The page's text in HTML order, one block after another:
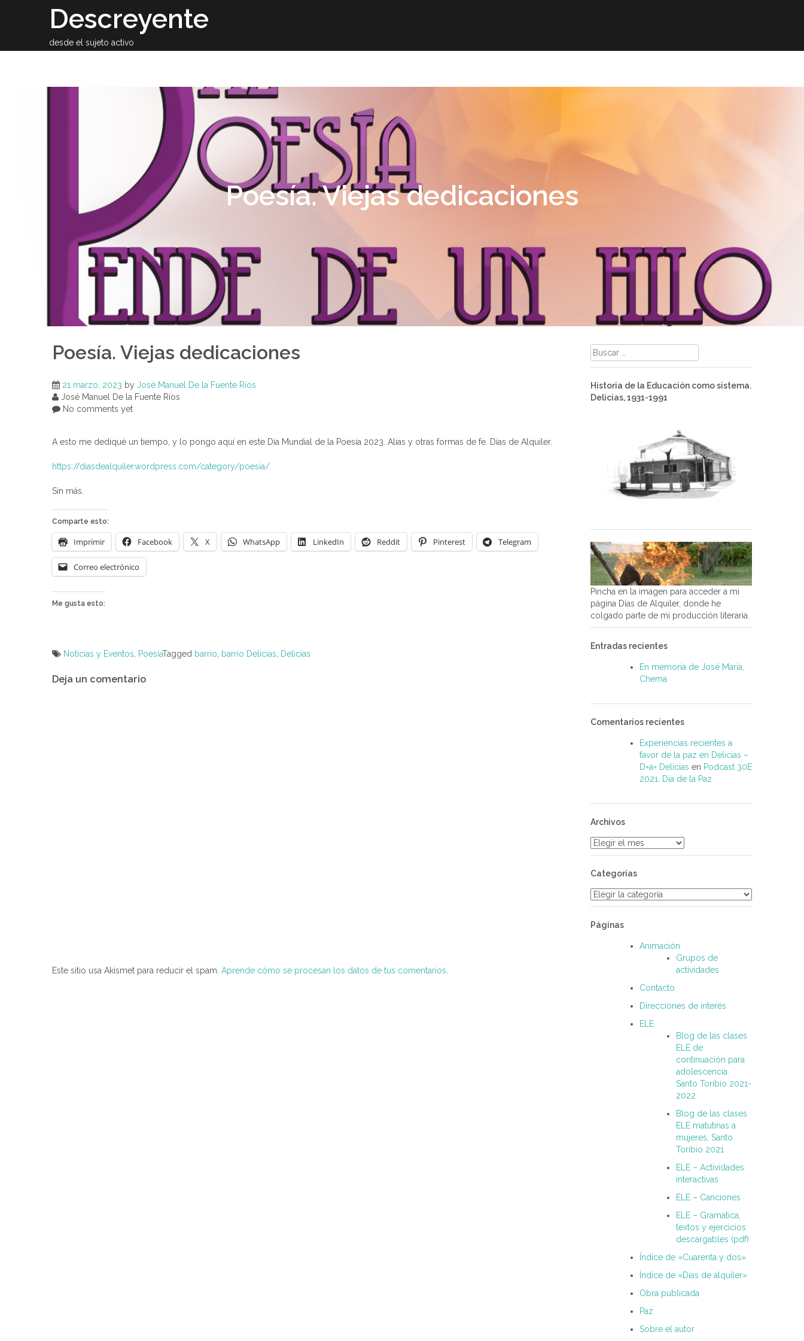
Descreyente
desde el sujeto activo
Poesía. Viejas dedicaciones
Poesía. Viejas dedicaciones
21 marzo, 2023 by José Manuel De la Fuente Ríos
José Manuel De la Fuente Ríos
No comments yet
A esto me dediqué un tiempo, y lo pongo aquí en este Día Mundial de la Poesía 2023. Alias y otras formas de fe. Días de Alquiler.
https://diasdealquiler.wordpress.com/category/poesia/
Sin más.
Comparte esto:
Imprimir Facebook X WhatsApp LinkedIn Reddit Pinterest Telegram
Correo electrónico
Me gusta esto:
Noticias y Eventos PoesíaTagged barrio barrio Delicias Delicias
de
Deja un comentario
Este sitio usa Akismet para reducir el spam. Aprende cómo se procesan los datos de tus comentarios.
Buscar:
Historia de la Educación como sistema.
Delicias, 1931-1991
Pincha en la imagen para acceder a mi
página Días de Alquiler, donde he
colgado parte de mi producción literaria.
Entradas recientes
En memoria de José María,
Chema
Comentarios recientes
Experiencias recientes a
favor de la paz en Delicias –
D=a= Delicias en Podcast 30E
2021. Día de la Paz
Archivos
Archivos
Categorías
Categorías
Páginas
Animación
Grupos de
actividades
Contacto
Direcciones de interés
ELE
Blog de las clases
ELE de
continuación para
adolescencia.
Santo Toribio 2021-
2022
Blog de las clases
ELE matutinas a
mujeres, Santo
Toribio 2021
ELE – Actividades
interactivas
ELE – Canciones
ELE – Gramática,
textos y ejercicios
descargables (pdf)
Índice de «Cuarenta y dos»
Índice de «Días de alquiler»
Obra publicada
Paz
Sobre el autor